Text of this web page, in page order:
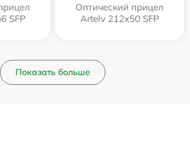
SFP
Оптический прицел
Artelv 212x50 SFP
Показать больше